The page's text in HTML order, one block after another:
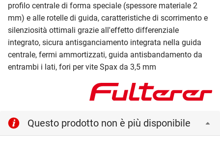
profilo centrale di forma speciale (spessore materiale 2
mm) e alle rotelle di guida, caratteristiche di scorrimento e
silenziosità ottimali grazie all'effetto differenziale
integrato, sicura antisganciamento integrata nella guida
centrale, fermi ammortizzati, guida antisbandamento da
entrambi i lati, fori per vite Spax da 3,5 mm
Questo prodotto non è più disponibile